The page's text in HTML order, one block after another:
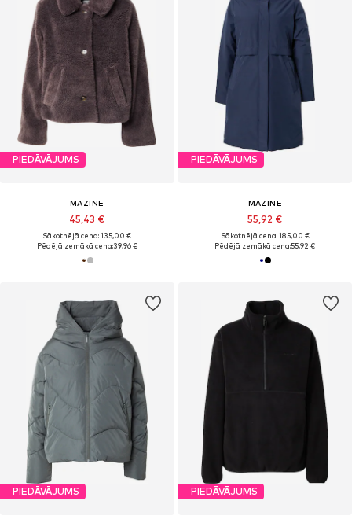
PIEDĀVĀJUMS
MAZINE
45,43 €
Sākotnējā cena: 135,00 €
Pēdējā zemākā cena:39,96 €
PIEDĀVĀJUMS
MAZINE
55,92 €
Sākotnējā cena: 185,00 €
Pēdējā zemākā cena:55,92 €
PIEDĀVĀJUMS PIEDĀVĀJUMS